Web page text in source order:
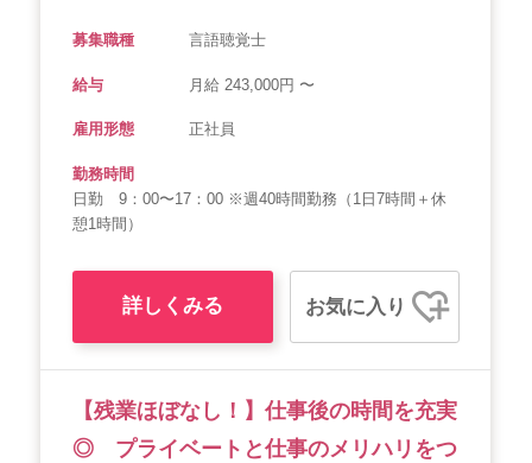
募集職種 言語聴覚士
給与 月給 243,000円 〜
雇用形態 正社員
勤務時間
日勤 9：00〜17：00 ※週40時間勤務（1日7時間＋休
憩1時間）
詳しくみる お気に入り
【残業ほぼなし！】仕事後の時間を充実
◎ プライベートと仕事のメリハリをつ